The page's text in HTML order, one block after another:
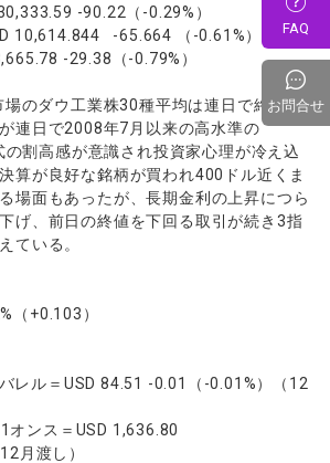
-90.22（-0.29%）
10,614.844 -65.664 （-0.61%）
-29.38（-0.79%）
のダウ工業株30種平均は連日で終値を
連日で2008年7月以来の高水準の
割高感が意識され投資家心理が冷え込
算が良好な銘柄が買われ400ドル近くま
場面もあったが、長期金利の上昇につら
げ、前日の終値を下回る取引が続き3指
ている。
（+0.103）
レル＝USD 84.51 -0.01（-0.01%）（12
オンス＝USD 1,636.80
月渡し）
FAQ
お問合せ